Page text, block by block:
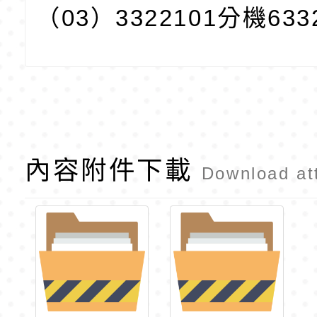
（03）3322101分機
內容附件下載 Download